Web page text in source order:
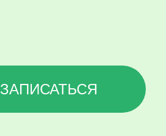
ЗАПИСАТЬСЯ